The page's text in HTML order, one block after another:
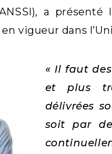
a
vigueur dans
« Il faut
et plus
délivrées
soit par